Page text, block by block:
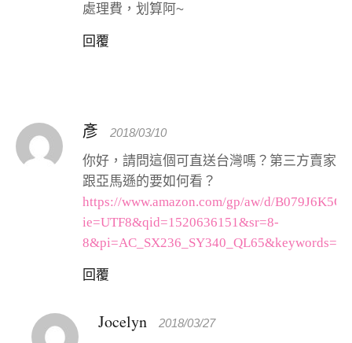
處理費，划算阿~
回覆
彥 2018/03/10
你好，請問這個可直送台灣嗎？第三方賣家
跟亞馬遜的要如何看？
https://www.amazon.com/gp/aw/d/
ie=UTF8&qid=1520636151&sr=8-
回覆
Jocelyn 2018/03/27